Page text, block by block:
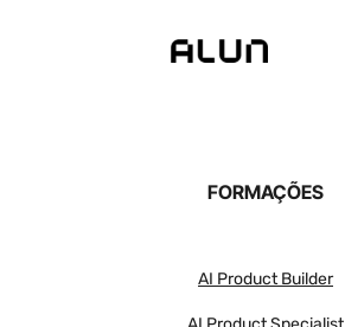
FORMAÇÕES
AI Product Builder